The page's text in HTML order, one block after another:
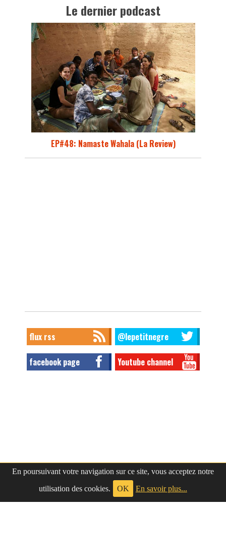
En poursuivant votre navigation sur ce site, vous acceptez notre
utilisation des cookies.
OK En savoir plus...
Le dernier podcast
EP#48: Namaste Wahala (La Review)
flux rss @lepetitnegre
facebook page Youtube channel